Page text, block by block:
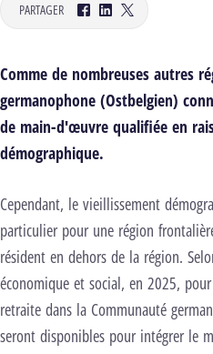
PARTAGER
Facebook
LinkedInTwitter
Comme de nombreuses autres
germanophone (Ostbelgien)
de main-d'œuvre qualifiée en
démographique.
Cependant, le vieillissement
particulier pour une région
résident en dehors de la région.
économique et social, en 2025,
retraite dans la Communauté
seront disponibles pour intégrer le